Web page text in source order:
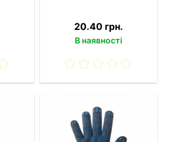
20.40 грн.
В наявності